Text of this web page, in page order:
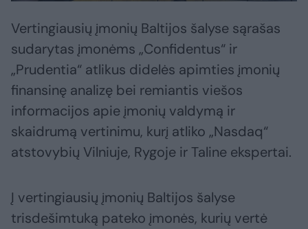
Vertingiausių įmonių Baltijos šalyse sąrašas
sudarytas įmonėms „Confidentus“ ir
„Prudentia“ atlikus didelės apimties įmonių
finansinę analizę bei remiantis viešos
informacijos apie įmonių valdymą ir
skaidrumą vertinimu, kurį atliko „Nasdaq“
atstovybių Vilniuje, Rygoje ir Taline ekspertai.
Į vertingiausių įmonių Baltijos šalyse
trisdešimtuką pateko įmonės, kurių vertė